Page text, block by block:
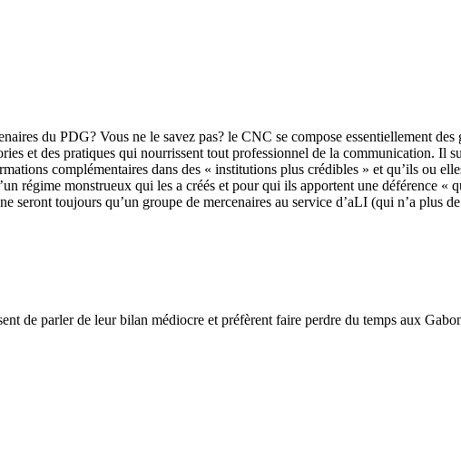
du PDG? Vous ne le savez pas? le CNC se compose essentiellement des
et des pratiques qui nourrissent tout professionnel de la communication. Il
complémentaires dans des « institutions plus crédibles » et qu’ils ou
régime monstrueux qui les a créés et pour qui ils apportent une déférence
seront toujours qu’un groupe de mercenaires au service d’aLI (qui n’a plus
de parler de leur bilan médiocre et préfèrent faire perdre du temps aux